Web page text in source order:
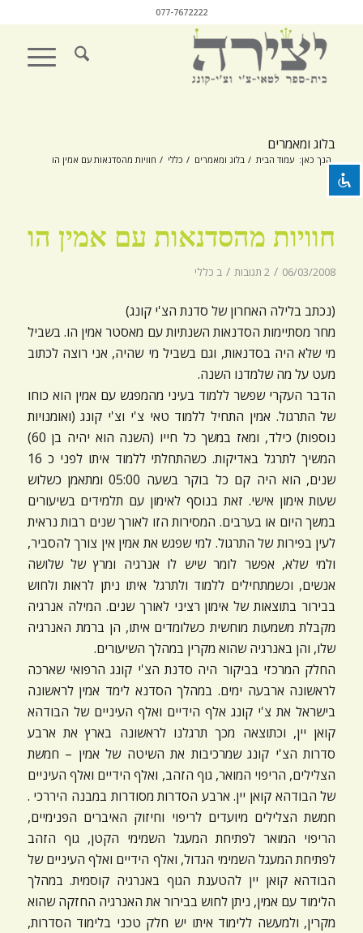
visibility_off השבת את ההבזקים
settings צבע רקע
remove_circle_outline הקטנת גופן
add_circle_outline הגדלת גופן
spellcheck גופן קריא
ניגודיות בהירה
brightness_low ניגודיות כהה
הוסף קו תחתון לקישורים
font_download סמן קישורים
לאפס
את
כל
cached
077-7672222
בלוג ומאמרים
הנך כאן: עמוד הבית / בלוג ומאמרים / כללי / חוויות מהסדנאות עם אמין הו
חוויות מהסדנאות עם אמין הו
06/03/2008
/ 2 תגובות / ב כללי
(נכתב בלילה האחרון של סדנת הצ'י קונג)
מחר מסתיימות הסדנאות השנתיות עם מאסטר אמין הו. בשביל
מי שלא היה בסדנאות, וגם בשביל מי שהיה, אני רוצה לכתוב
מעט על מה שלמדנו השנה.
הדבר העקרי שפשר ללמוד בעיני מהמפגש עם אמין הוא כוחו
של התרגול. אמין התחיל ללמוד טאי צ'י וצ'י קונג (ואומנויות
נוספות) כילד, ומאז במשך כל חייו (השנה הוא יהיה בן 60)
המשיך לתרגל באדיקות. כשהתחלתי ללמוד איתו לפני כ 16
שנים, הוא היה קם כל בוקר בשעה 05:00 ומתאמן כשלוש
שעות אימון אישי. זאת בנוסף לאימון עם תלמידים בשיעורים
במשך היום או בערבים. המסירות הזו לאורך שנים רבות נראית
לעין בפירות של התרגול. למי שפגש את אמין אין צורך להסביר,
ולמי שלא, אפשר לומר שיש לו אנרגיה ומרץ של שלושה
אנשים, וכשמתחילים ללמוד ולתרגל איתו ניתן לראות ולחוש
בבירור בתוצאות של אימון רציני לאורך שנים. המילה אנרגיה
מקבלת משמעות מוחשית כשלומדים איתו, הן ברמת האנרגיה
שלו, והן באנרגיה שהוא מקרין במהלך השיעורים.
החלק המרכזי בביקור היה סדנת הצ'י קונג הרפואי שארכה
לראשונה ארבעה ימים. במהלך הסדנא לימד אמין לראשונה
בישראל את צ'י קונג אלף הידיים ואלף העיניים של הבודהא
קואן יין, וכתוצאה מכך תרגלנו לראשונה בארץ את ארבע
סדרות הצ'י קונג שמרכיבות את השיטה של אמין – חמשת
הצלילים, הריפוי המואר, גוף הזהב, ואלף הידיים ואלף העיניים
של הבודהא קואן יין. ארבע הסדרות מסודרות במבנה היררכי .
חמשת הצלילים מיועדים לריפוי וחיזוק האיברים הפנימיים,
הריפוי המואר לפתיחת המעגל השמימי הקטן, גוף הזהב
לפתיחת המעגל השמימי הגדול, ואלף הידיים ואלף העיניים של
הבודהא קואן יין להטענת הגוף באנרגיה קוסמית. במהלך
הלימוד עם אמין, ניתן לחוש בבירור את האנרגיה החזקה שהוא
מקרין, ולמעשה ללימוד איתו יש חלק טכני בלימוד הסדרות,